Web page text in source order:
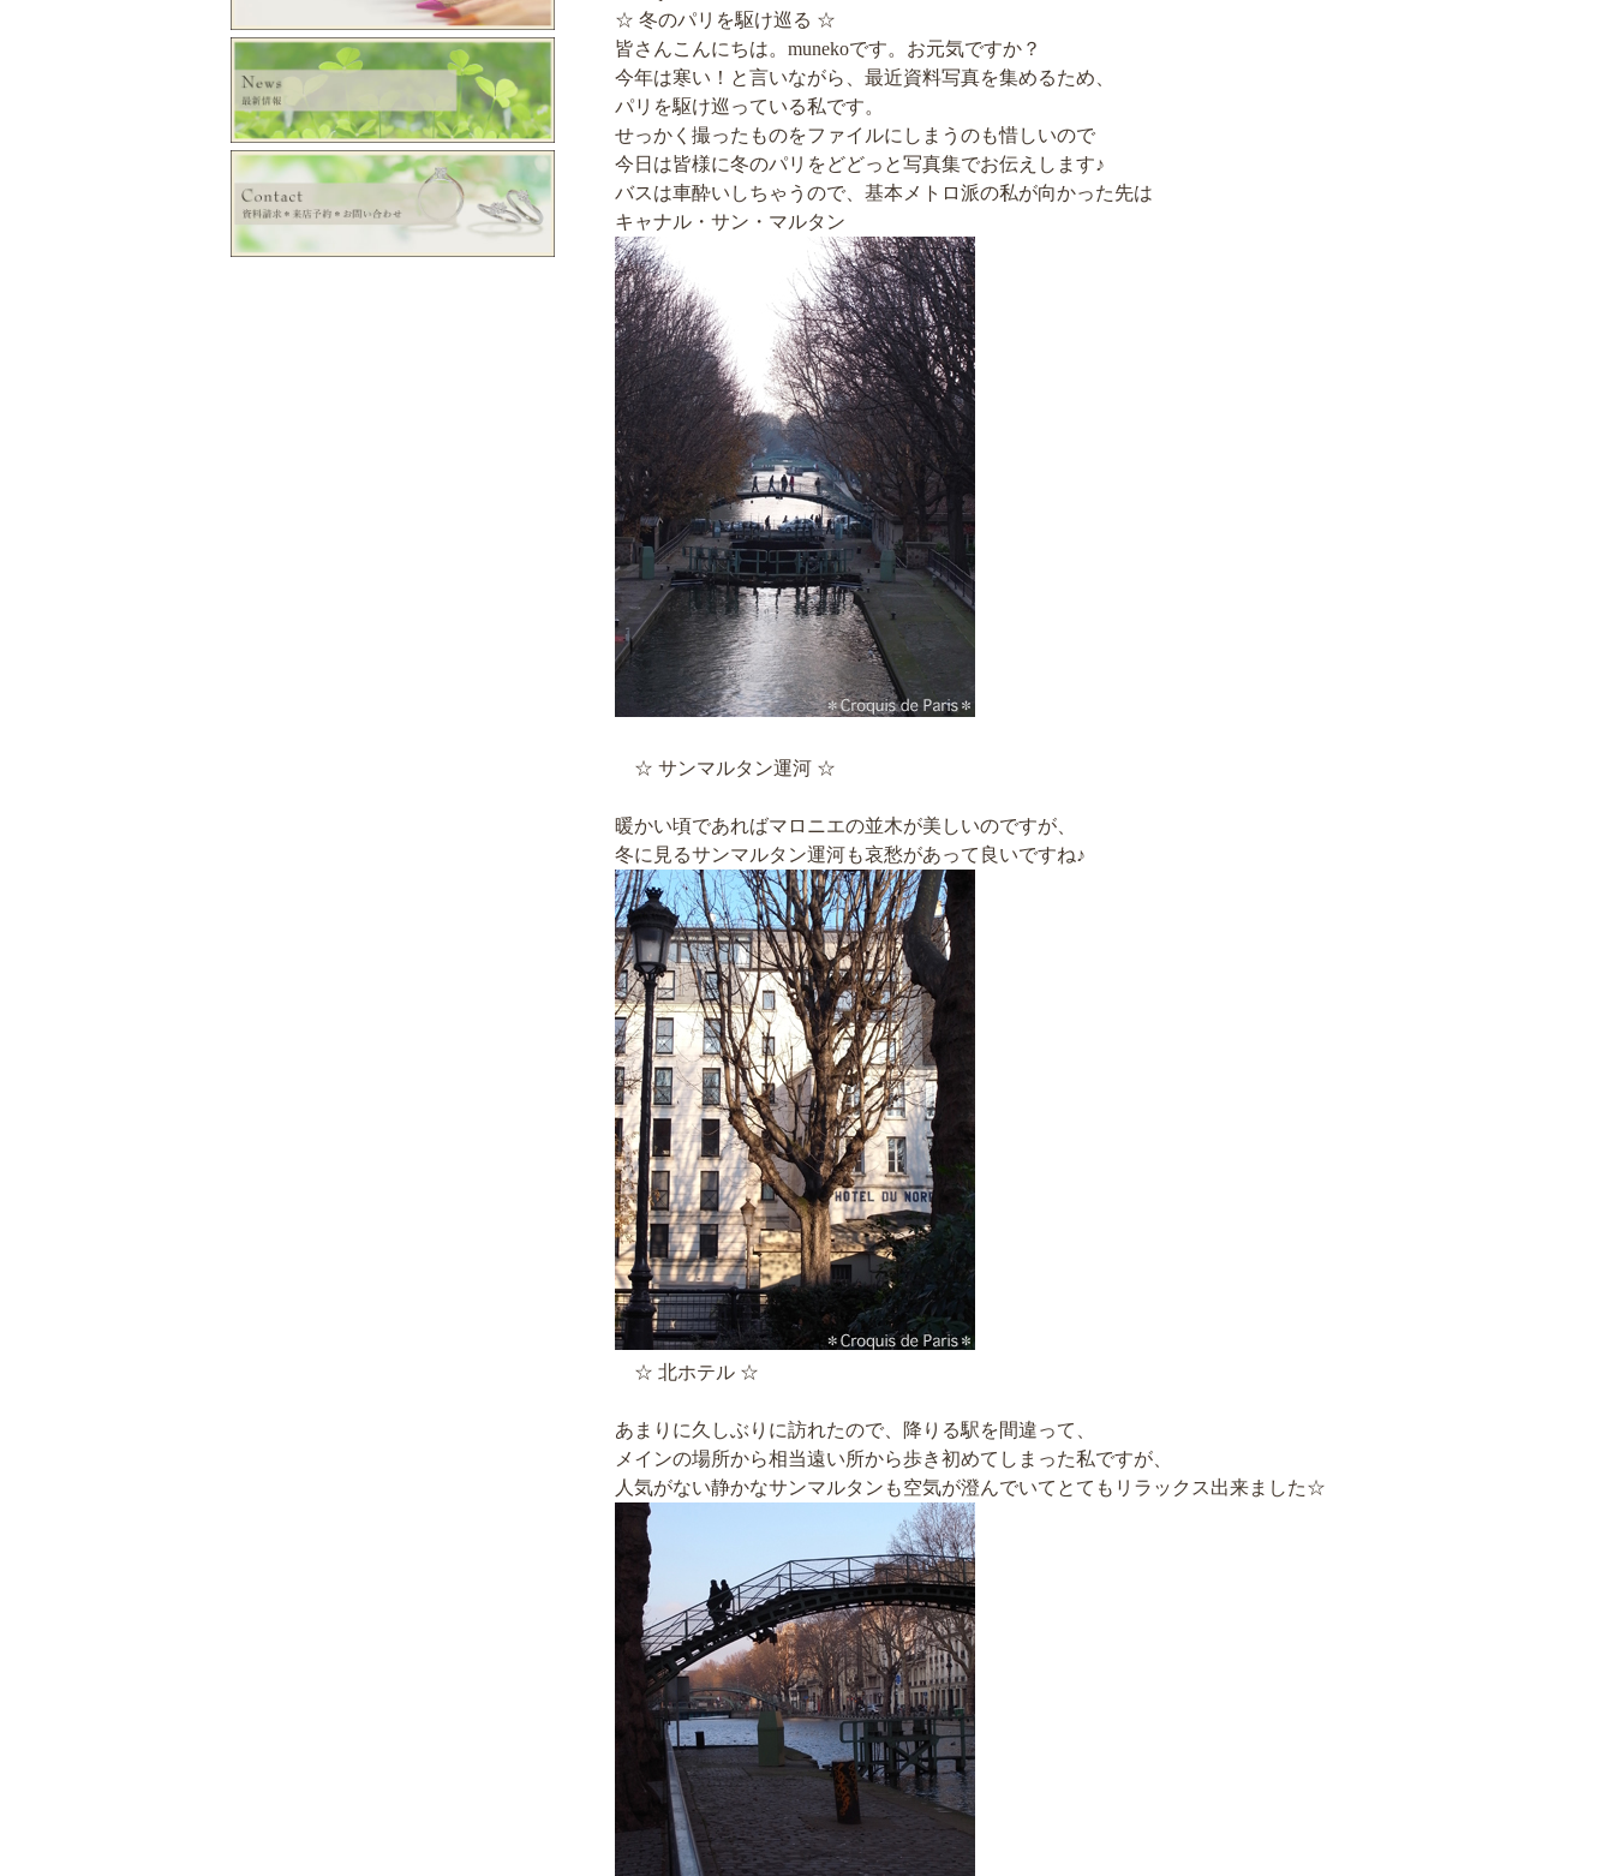
☆ 冬のパリを駆け巡る ☆
皆さんこんにちは。munekoです。お元気ですか？
今年は寒い！と言いながら、最近資料写真を集めるため、
パリを駆け巡っている私です。
せっかく撮ったものをファイルにしまうのも惜しいので
今日は皆様に冬のパリをどどっと写真集でお伝えします♪
バスは車酔いしちゃうので、基本メトロ派の私が向かった先は
キャナル・サン・マルタン
☆ サンマルタン運河 ☆
暖かい頃であればマロニエの並木が美しいのですが、
冬に見るサンマルタン運河も哀愁があって良いですね♪
☆ 北ホテル ☆
あまりに久しぶりに訪れたので、降りる駅を間違って、
メインの場所から相当遠い所から歩き初めてしまった私ですが、
人気がない静かなサンマルタンも空気が澄んでいてとてもリラックス出来ました☆